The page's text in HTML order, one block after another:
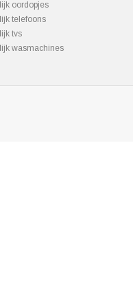
oordopjes
telefoons
tvs
wasmachines